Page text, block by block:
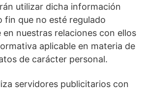
utilizar dicha información
fin que no esté regulado
nuestras relaciones con ellos
aplicable en materia de
de carácter personal.
servidores publicitarios con